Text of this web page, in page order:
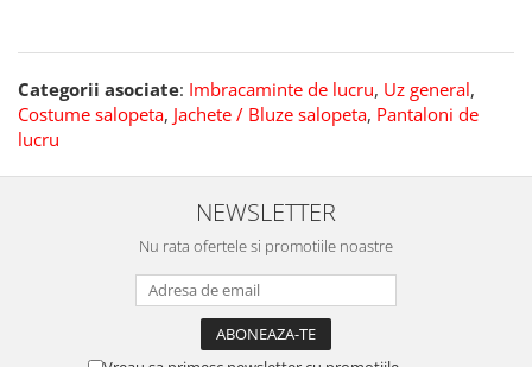
Categorii asociate: Imbracaminte de lucru, Uz general,
Costume salopeta, Jachete / Bluze salopeta, Pantaloni de
lucru
NEWSLETTER
Nu rata ofertele si promotiile noastre